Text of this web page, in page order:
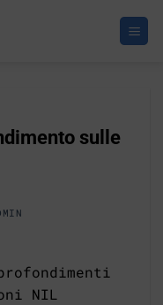
sulle
NIL